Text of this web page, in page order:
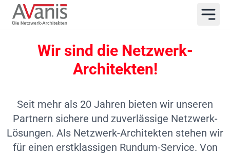
Wir sind die Netzwerk-
Architekten!
Seit mehr als 20 Jahren bieten wir unseren
Partnern sichere und zuverlässige Netzwerk-
Lösungen. Als Netzwerk-Architekten stehen wir
für einen erstklassigen Rundum-Service. Von